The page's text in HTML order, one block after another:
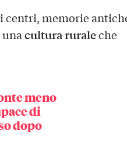
memorie
cultura ruraleche
meno
di
dopo